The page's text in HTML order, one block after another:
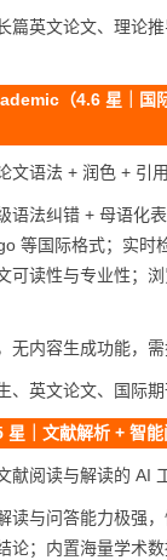
篇英文论文、理论
（4.6 星｜国
文语法 + 润色 + 引
语法纠错 + 母语化
等国际格式；实时
可读性与专业性；
无内容生成功能，
、英文论文、国际
｜文献解析 + 智能
献阅读与解读的 AI
读与问答能力极强
论；内置海量学术